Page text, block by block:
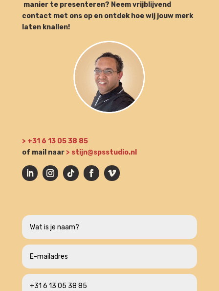
manier te presenteren? Neem vrijblijvend
contact met ons op en ontdek hoe wij jouw merk
laten knallen!
> +31 6 13 05 38 85
of mail naar> stijn@spsstudio.nl